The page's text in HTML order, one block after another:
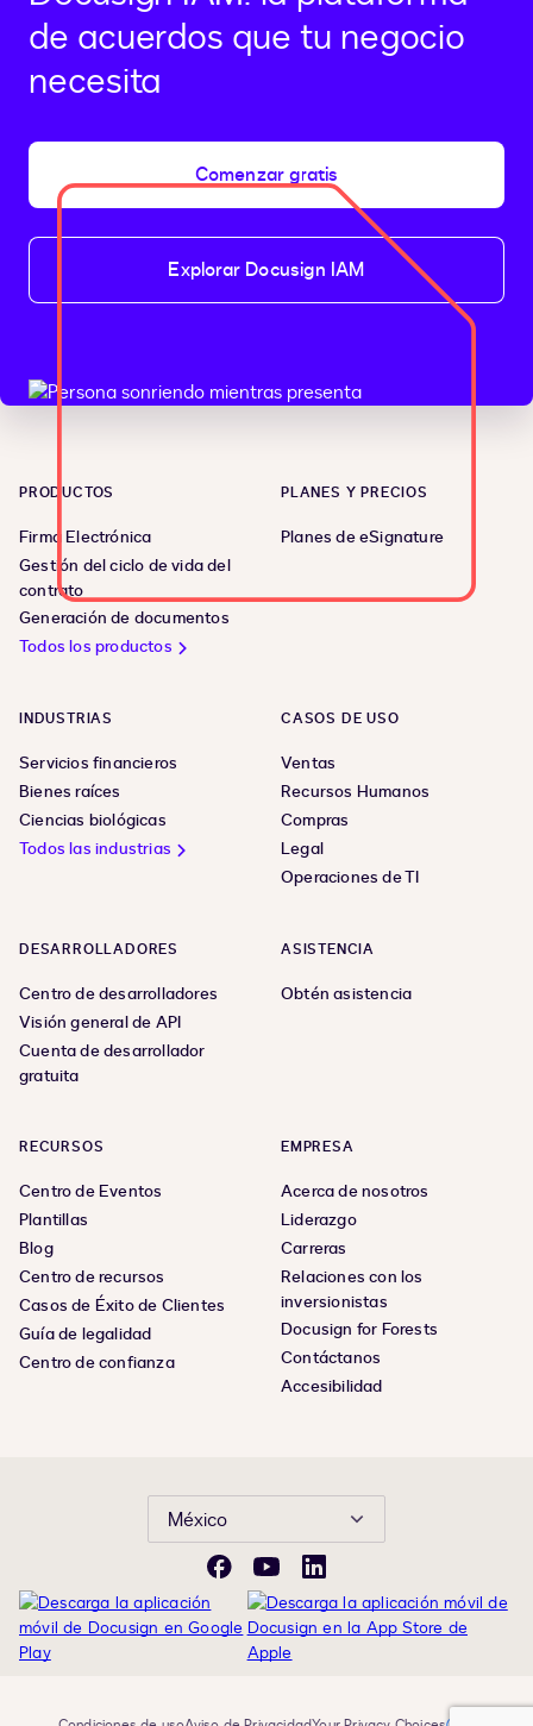
de acuerdos que tu negocio
necesita
Comenzar gratis
Explorar Docusign IAM
PRODUCTOS
Firma Electrónica
Gestión del ciclo de vida del
contrato
Generación de documentos
Todos los productos
PLANES Y PRECIOS
Planes de eSignature
INDUSTRIAS
Servicios financieros
Bienes raíces
Ciencias biológicas
Todos las industrias
CASOS DE USO
Ventas
Recursos Humanos
Compras
Legal
Operaciones de TI
DESARROLLADORES
Centro de desarrolladores
Visión general de API
Cuenta de desarrollador
gratuita
ASISTENCIA
Obtén asistencia
RECURSOS
Centro de Eventos
Plantillas
Blog
Centro de recursos
Casos de Éxito de Clientes
Guía de legalidad
Centro de confianza
EMPRESA
Acerca de nosotros
Liderazgo
Carreras
Relaciones con los
inversionistas
Docusign for Forests
Contáctanos
Accesibilidad
México
FacebookYouTubeLinkedIn